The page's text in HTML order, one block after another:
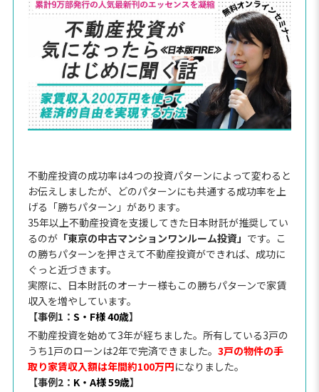
不動産投資の成功率は4つの投資パターンによって変わると
お伝えしましたが、どのパターンにも共通する成功率を上
げる「勝ちパターン」があります。
35年以上不動産投資を支援してきた日本財託が推奨してい
るのが「東京の中古マンションワンルーム投資」 です。こ
の勝ちパターンを押さえて不動産投資ができれば、成功に
ぐっと近づきます。
実際に、日本財託のオーナー様もこの勝ちパターンで家賃
収入を増やしています。
【事例1： S・F様 40歳】
不動産投資を始めて3年が経ちました。所有している3戸の
うち1戸のローンは2年で完済できました。 3戸の物件の手
取り家賃収入額は年間約100万円になりました。
【事例2： K・A様 59歳】